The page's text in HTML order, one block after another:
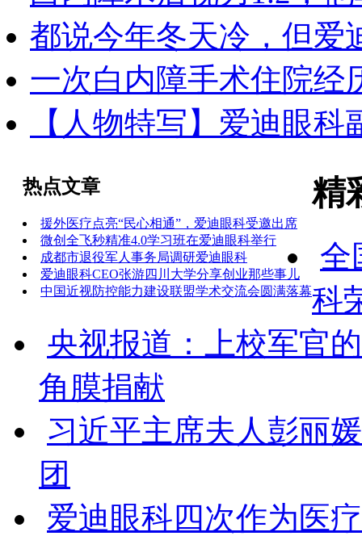
都说今年冬天冷，但
一次白内障手术住院经
【人物特写】爱迪眼
热点文章
援外医疗点亮“民心相通”，爱迪眼科受邀出席
微创全飞秒精准4.0学习班在爱迪眼科举行
成都市退役军人事务局调研爱迪眼科‌
爱迪眼科CEO张游四川大学分享创业那些事儿
中国近视防控能力建设联盟学术交流会圆满落幕
精
全
科
央视报道：上校军官
角膜捐献
习近平主席夫人彭丽
团
爱迪眼科四次作为医